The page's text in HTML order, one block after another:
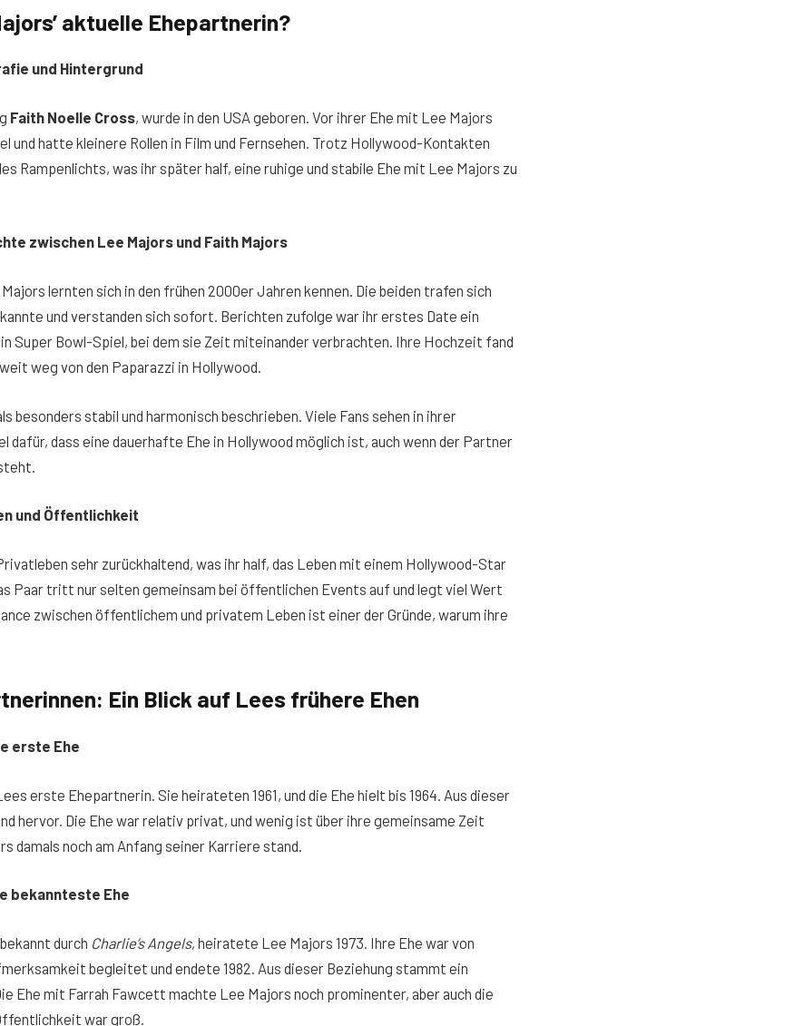
aktuelle Ehepartnerin?
und Hintergrund
Faith Noelle Cross, wurde in den USA geboren. Vor ihrer Ehe mit Lee Majors
und hatte kleinere Rollen in Film und Fernsehen. Trotz Hollywood-Kontakten
Rampenlichts, was ihr später half, eine ruhige und stabile Ehe mit Lee Majors zu
zwischen Lee Majors und Faith Majors
lernten sich in den frühen 2000er Jahren kennen. Die beiden trafen sich
und verstanden sich sofort. Berichten zufolge war ihr erstes Date ein
Super Bowl-Spiel, bei dem sie Zeit miteinander verbrachten. Ihre Hochzeit fand
weg von den Paparazzi in Hollywood.
besonders stabil und harmonisch beschrieben. Viele Fans sehen in ihrer
dafür, dass eine dauerhafte Ehe in Hollywood möglich ist, auch wenn der Partner
und Öffentlichkeit
sehr zurückhaltend, was ihr half, das Leben mit einem Hollywood-Star
Paar tritt nur selten gemeinsam bei öffentlichen Events auf und legt viel Wert
zwischen öffentlichem und privatem Leben ist einer der Gründe, warum ihre
Ein Blick auf Lees frühere Ehen
erste Ehe
erste Ehepartnerin. Sie heirateten 1961, und die Ehe hielt bis 1964. Aus dieser
hervor. Die Ehe war relativ privat, und wenig ist über ihre gemeinsame Zeit
damals noch am Anfang seiner Karriere stand.
bekannteste Ehe
durch Charlie’s Angels, heiratete Lee Majors 1973. Ihre Ehe war von
begleitet und endete 1982. Aus dieser Beziehung stammt ein
Ehe mit Farrah Fawcett machte Lee Majors noch prominenter, aber auch die
war groß.